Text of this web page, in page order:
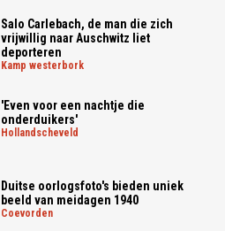
Salo Carlebach, de man die zich
vrijwillig naar Auschwitz liet
deporteren
kamp westerbork
'Even voor een nachtje die
onderduikers'
hollandscheveld
Duitse oorlogsfoto's bieden uniek
beeld van meidagen 1940
coevorden